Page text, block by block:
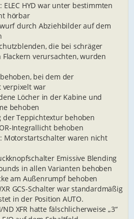
ELEC HYD war unter bestimmten
hörbar
durch Abziehbilder auf dem
die bei schräger
verursachten, wurden
bei dem der
verpixelt war
Löcher in der Kabine und
behoben
der Teppichtextur behoben
Integrallicht behoben
Motorstartschalter waren nicht
Emissive Blending
in allen Varianten behoben
am Außenrumpf behoben
GCS-Schalter war standardmäßig
in der Position AUTO.
ND XFR hatte fälschlicherweise „3“